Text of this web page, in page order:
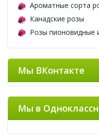
Ароматные сорта
Канадские розы
Розы пионовидные
Мы ВКонтакте
Мы в